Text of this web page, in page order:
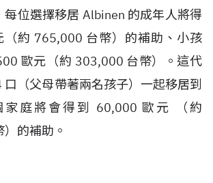
每位選擇移居 Albinen 的成年人將得
（約 765,000 台幣）的補助、小孩
歐元（約 303,000 台幣）。這代
口（父母帶著兩名孩子）一起移居到
家庭將會得到 60,000 歐元 （約
的補助。